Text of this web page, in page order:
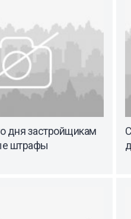
дня застройщикам
штрафы